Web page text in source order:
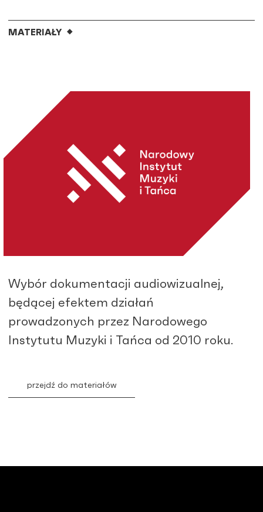
MATERIAŁY
Wybór dokumentacji audiowizualnej,
będącej efektem działań
prowadzonych przez Narodowego
Instytutu Muzyki i Tańca od 2010 roku.
przejdź do materiałów